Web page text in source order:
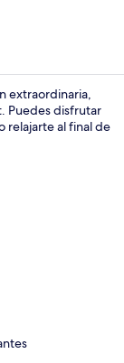
extraordinaria,
Puedes disfrutar
relajarte al final de